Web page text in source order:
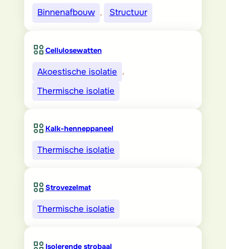
Binnenafbouw , Structuur
Cellulosewatten
Akoestische isolatie ,
Thermische isolatie
Kalk-henneppaneel
Thermische isolatie
Strovezelmat
Thermische isolatie
Isolerende strobaal